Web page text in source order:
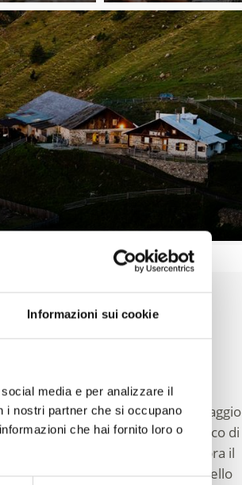
Informazioni sui cookie
media e per analizzare il
i nostri partner che si occupano
che hai fornito loro o
dell'Ortler
che si caratterizza per il paesaggio
L'esteso comprensorio sciistico di
piste a oltre 3.000 m sopra il
immersa nel Parco Nazionale dello